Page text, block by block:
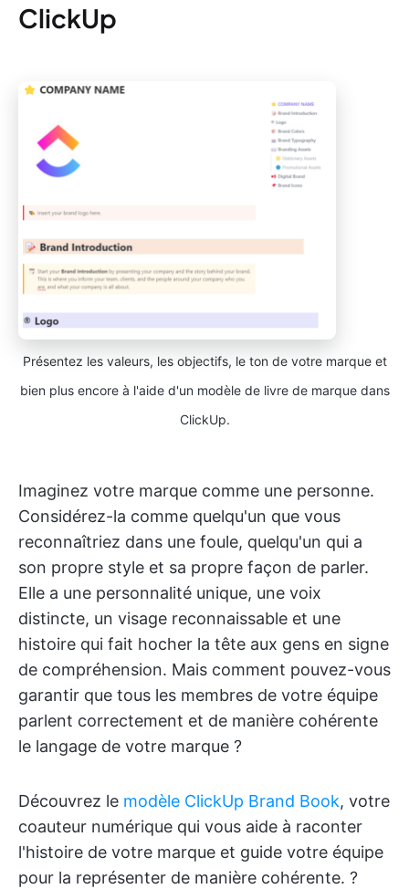
ClickUp
Présentez les valeurs, les objectifs, le ton de votre marque et
bien plus encore à l'aide d'un modèle de livre de marque dans
ClickUp.
Imaginez votre marque comme une personne.
Considérez-la comme quelqu'un que vous
reconnaîtriez dans une foule, quelqu'un qui a
son propre style et sa propre façon de parler.
Elle a une personnalité unique, une voix
distincte, un visage reconnaissable et une
histoire qui fait hocher la tête aux gens en signe
de compréhension. Mais comment pouvez-vous
garantir que tous les membres de votre équipe
parlent correctement et de manière cohérente
le langage de votre marque ?
Découvrez le modèle ClickUp Brand Book, votre
coauteur numérique qui vous aide à raconter
l'histoire de votre marque et guide votre équipe
pour la représenter de manière cohérente. ?